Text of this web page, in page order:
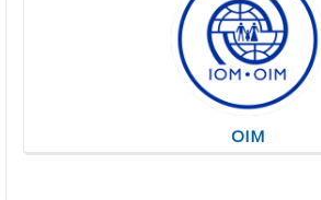
OIM